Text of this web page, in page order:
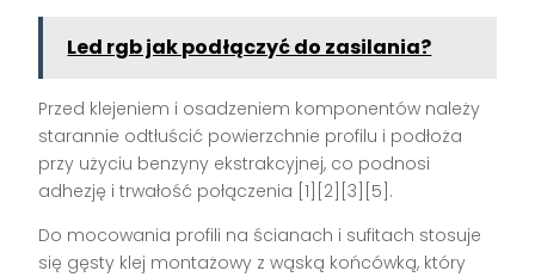
Led rgb jak podłączyć do zasilania?
Przed klejeniem i osadzeniem komponentów należy
starannie odtłuścić powierzchnie profilu i podłoża
przy użyciu benzyny ekstrakcyjnej, co podnosi
adhezję i trwałość połączenia [1][2][3][5].
Do mocowania profili na ścianach i sufitach stosuje
się gęsty klej montażowy z wąską końcówką, który